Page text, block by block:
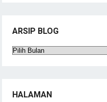
ARSIP BLOG
Arsip
HALAMAN